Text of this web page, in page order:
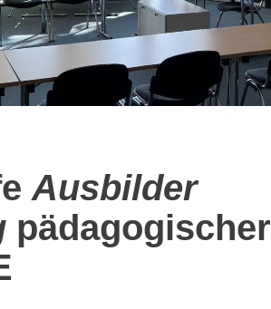
Ausbilder
pädagogischer